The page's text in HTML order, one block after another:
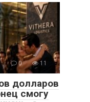
0 11
долларов
смогу